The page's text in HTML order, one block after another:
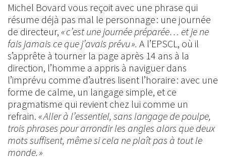
Michel Bovard vous reçoit avec une phrase qui
résume déjà pas mal le personnage : une journée
de directeur, « c’est une journée préparée… et je ne
fais jamais ce que j’avais prévu ». A l’EPSCL, où il
s’apprête à tourner la page après 14 ans à la
direction, l’homme a appris à naviguer dans
l’imprévu comme d’autres lisent l’horaire : avec une
forme de calme, un langage simple, et ce
pragmatisme qui revient chez lui comme un
refrain. « Aller à l’essentiel, sans langage de poulpe,
trois phrases pour arrondir les angles alors que deux
mots suffisent, même si cela ne plaît pas à tout le
monde. »